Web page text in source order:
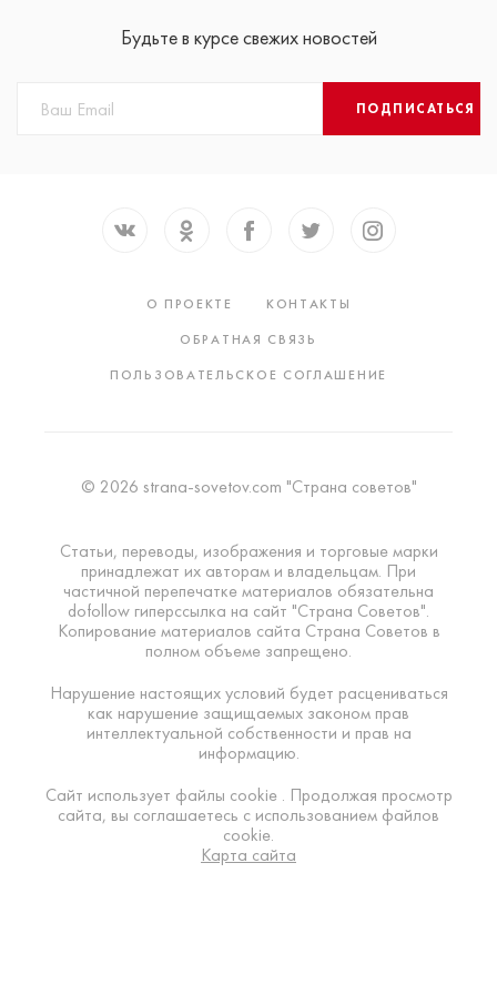
Будьте в курсе свежих новостей
ПОДПИСАТЬСЯ
О ПРОЕКТЕ
КОНТАКТЫ
ОБРАТНАЯ СВЯЗЬ
ПОЛЬЗОВАТЕЛЬСКОЕ СОГЛАШЕНИЕ
© 2026 strana-sovetov.com "Страна советов"
Статьи, переводы, изображения и торговые марки
принадлежат их авторам и владельцам. При
частичной перепечатке материалов обязательна
dofollow гиперссылка на сайт "Страна Советов".
Копирование материалов сайта Страна Советов в
полном объеме запрещено.
Нарушение настоящих условий будет расцениваться
как нарушение защищаемых законом прав
интеллектуальной собственности и прав на
информацию.
Сайт использует файлы cookie . Продолжая просмотр
сайта, вы соглашаетесь с использованием файлов
cookie.
Карта сайта